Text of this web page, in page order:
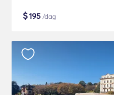
$195 /dag